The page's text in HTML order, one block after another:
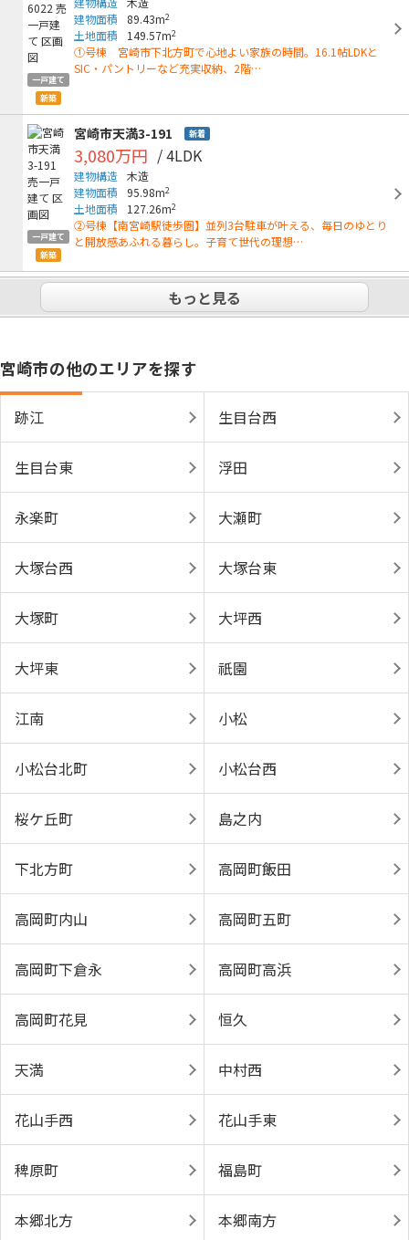
一戸建て
新築
建物面積
89.43m2
土地面積 149.57m2
①号棟 宮崎市下北方町で心地よい家族の時間。16.1帖LDKと
SIC・パントリーなど充実収納、2階…
一戸建て
新築
宮崎市天満3-191 新着
3,080万円 / 4LDK
建物構造 木造
建物面積
95.98m2
土地面積 127.26m2
②号棟【南宮崎駅徒歩圏】並列3台駐車が叶える、毎日のゆとり
と開放感あふれる暮らし。子育て世代の理想…
もっと見る
宮崎市の他のエリアを探す
跡江 生目台西
生目台東 浮田
永楽町 大瀬町
大塚台西 大塚台東
大塚町 大坪西
大坪東 祇園
江南 小松
小松台北町 小松台西
桜ケ丘町 島之内
下北方町 高岡町飯田
高岡町内山 高岡町五町
高岡町下倉永 高岡町高浜
高岡町花見 恒久
天満 中村西
花山手西 花山手東
稗原町 福島町
本郷北方 本郷南方